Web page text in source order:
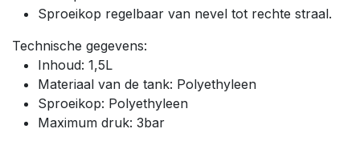
Sproeikop regelbaar van nevel tot rechte straal.
Technische gegevens:
Inhoud: 1,5L
Materiaal van de tank: Polyethyleen
Sproeikop: Polyethyleen
Maximum druk: 3bar